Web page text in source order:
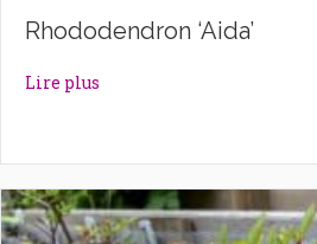
Rhododendron ‘Aida’
Lire plus